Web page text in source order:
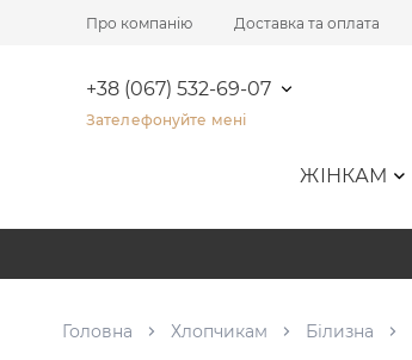
Про компанію Доставка та оплата
+38 (067) 532-69-07
Зателефонуйте мені
ЖІНКАМ
Головна Хлопчикам Білизна